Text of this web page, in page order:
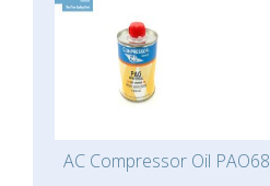
AC Compressor Oil